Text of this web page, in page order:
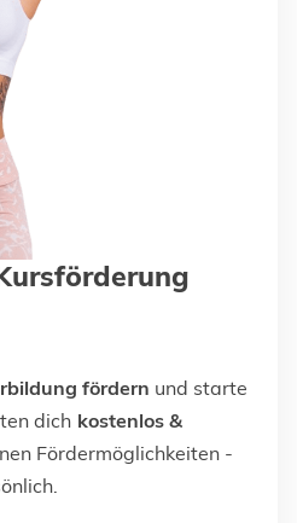
fördern und starte
dich kostenlos &
Fördermöglichkeiten -